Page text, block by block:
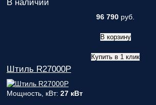
В наличии
96 790 руб.
В корзину
Купить в 1 клик
Штиль R27000P
Мощность, кВт: 27 кВт